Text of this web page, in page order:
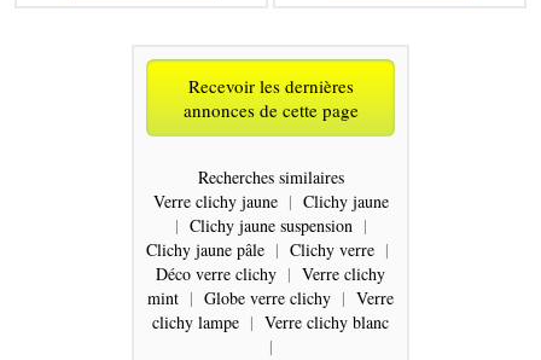
Recevoir les dernières
annonces de cette page
Recherches similaires
Verre clichy jaune | Clichy jaune
| Clichy jaune suspension |
Clichy jaune pâle | Clichy verre |
Déco verre clichy | Verre clichy
mint | Globe verre clichy | Verre
clichy lampe | Verre clichy blanc
|